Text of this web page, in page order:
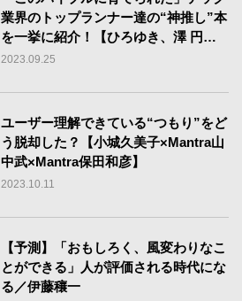
業界のトップランナー達の“神推し”本
を一挙に紹介！【ひろゆき、澤 円、
LayerX松本勇気ほか】
2023.09.25
ユーザー理解できている“つもり”をど
う脱却した？【小城久美子×Mantra山
中武×Mantra保田和彦】
2023.10.11
【予測】「おもしろく、風変わりなこ
とができる」人が評価される時代にな
る／伊藤穰一